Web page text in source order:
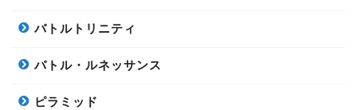
バトルトリニティ
バトル・ルネッサンス
ピラミッド